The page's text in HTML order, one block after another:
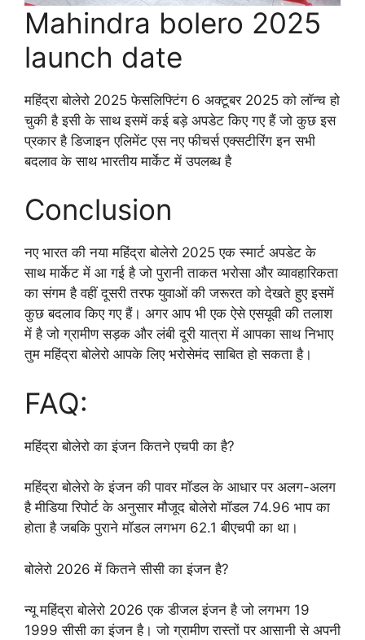
Mahindra bolero 2025
launch date
महिंद्रा बोलेरो 2025 फेसलिफ्टिंग 6 अक्टूबर 2025 को लॉन्च हो
चुकी है इसी के साथ इसमें कई बड़े अपडेट किए गए हैं जो कुछ इस
प्रकार है डिजाइन एलिमेंट एस नए फीचर्स एक्सटीरिंग इन सभी
बदलाव के साथ भारतीय मार्केट में उपलब्ध है
Conclusion
नए भारत की नया महिंद्रा बोलेरो 2025 एक स्मार्ट अपडेट के
साथ मार्केट में आ गई है जो पुरानी ताकत भरोसा और व्यावहारिकता
का संगम है वहीं दूसरी तरफ युवाओं की जरूरत को देखते हुए इसमें
कुछ बदलाव किए गए हैं। अगर आप भी एक ऐसे एसयूवी की तलाश
में है जो ग्रामीण सड़क और लंबी दूरी यात्रा में आपका साथ निभाए
तुम महिंद्रा बोलेरो आपके लिए भरोसेमंद साबित हो सकता है।
FAQ:
महिंद्रा बोलेरो का इंजन कितने एचपी का है?
महिंद्रा बोलेरो के इंजन की पावर मॉडल के आधार पर अलग-अलग
है मीडिया रिपोर्ट के अनुसार मौजूद बोलेरो मॉडल 74.96 भाप का
होता है जबकि पुराने मॉडल लगभग 62.1 बीएचपी का था।
बोलेरो 2026 में कितने सीसी का इंजन है?
न्यू महिंद्रा बोलेरो 2026 एक डीजल इंजन है जो लगभग 19
1999 सीसी का इंजन है। जो ग्रामीण रास्तों पर आसानी से अपनी